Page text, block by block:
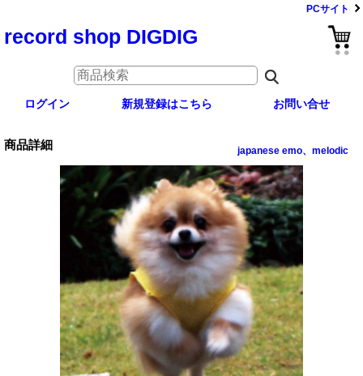
PCサイト
record shop DIGDIG
ログイン 新規登録はこちら お問い合せ
商品詳細 japanese emo、melodic